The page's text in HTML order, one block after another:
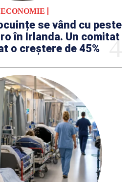
ECONOMIE
se vând cu peste
în Irlanda. Un comitat
o creștere de 45%